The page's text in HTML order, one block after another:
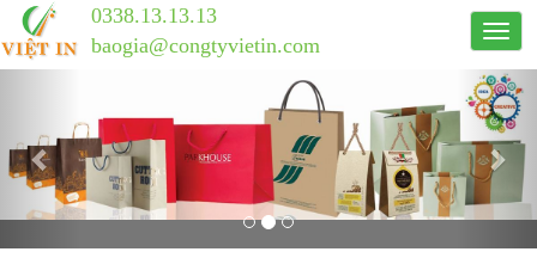
Công
ty
in
ấn
Việt
In
0338.13.13.13
baogia@congtyvietin.com